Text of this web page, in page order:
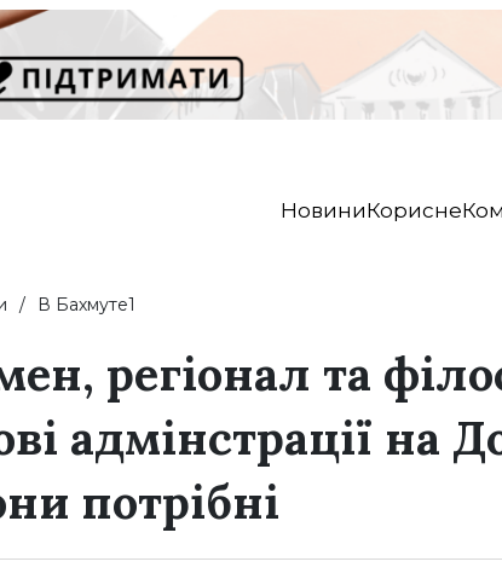
НовиниКорисне
В Бахмуте1
регіонал та
адмінстрації на
потрібні